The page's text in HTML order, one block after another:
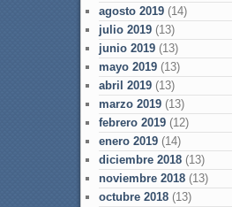
agosto 2019(14)
julio 2019(13)
junio 2019(13)
mayo 2019(13)
abril 2019(13)
marzo 2019(13)
febrero 2019(12)
enero 2019(14)
diciembre 2018(13)
noviembre 2018(13)
octubre 2018(13)